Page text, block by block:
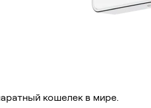
кошелек в мире.